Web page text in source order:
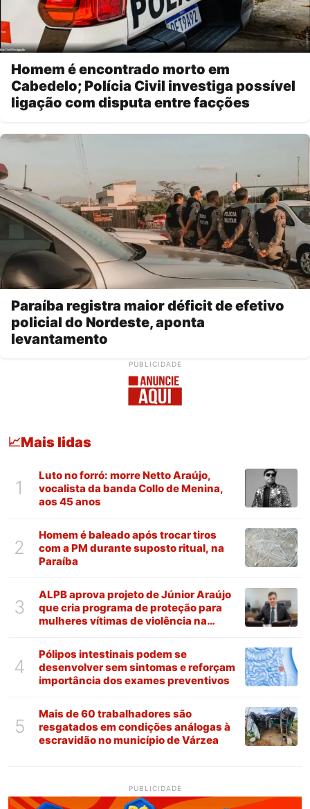
Homem é encontrado morto em
Cabedelo; Polícia Civil investiga possível
ligação com disputa entre facções
Paraíba registra maior déficit de efetivo
policial do Nordeste, aponta
levantamento
PUBLICIDADE
📈Mais lidas
1
Luto no forró: morre Netto Araújo,
vocalista da banda Collo de Menina,
aos 45 anos
2
Homem é baleado após trocar tiros
com a PM durante suposto ritual, na
Paraíba
3
ALPB aprova projeto de Júnior Araújo
que cria programa de proteção para
mulheres vítimas de violência na
4
Pólipos intestinais podem se
desenvolver sem sintomas e reforçam
importância dos exames preventivos
5
Mais de 60 trabalhadores são
resgatados em condições análogas à
escravidão no município de Várzea
PUBLICIDADE